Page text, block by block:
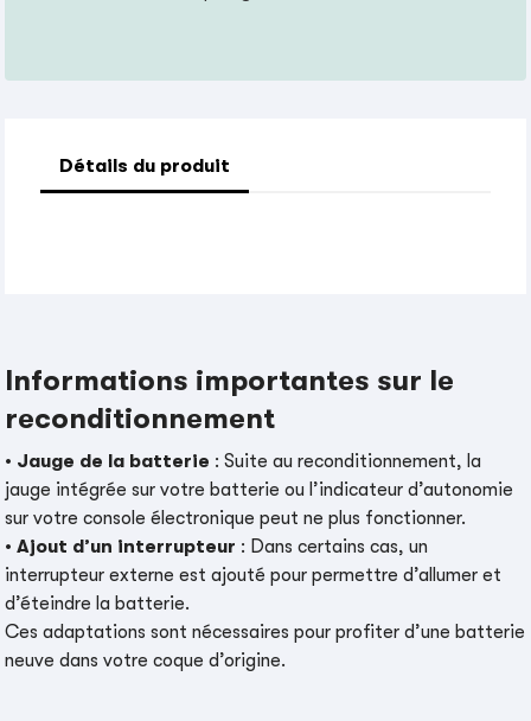
Détails du produit
Informations importantes sur le
reconditionnement
• Jauge de la batterie : Suite au reconditionnement, la
jauge intégrée sur votre batterie ou l’indicateur d’autonomie
sur votre console électronique peut ne plus fonctionner.
•Ajout d’un interrupteur : Dans certains cas, un
interrupteur externe est ajouté pour permettre d’allumer et
d’éteindre la batterie.
Ces adaptations sont nécessaires pour profiter d’une batterie
neuve dans votre coque d’origine.